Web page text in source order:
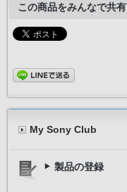
この商品をみんなで共有
My Sony Club
製品の登録